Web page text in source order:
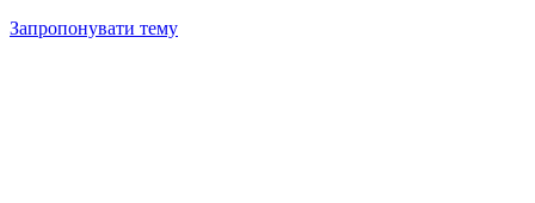
Запропонувати тему